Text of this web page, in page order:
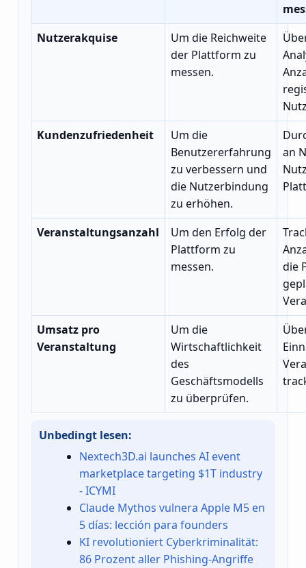
Nutzerakquise
Um die Reichweite
der Plattform zu
messen.
Kundenzufriedenheit
Um die
Benutzererfahrung
zu verbessern und
die Nutzerbindung
zu erhöhen.
an
Veranstaltungsanzahl
Um den Erfolg der
Plattform zu
messen.
die
Umsatz pro
Veranstaltung
Um die
Wirtschaftlichkeit
des
Geschäftsmodells
zu überprüfen.
Unbedingt lesen:
Nextech3D.ai launches AI event
marketplace targeting $1T industry
- ICYMI
Claude Mythos vulnera Apple M5 en
5 días: lección para founders
KI revolutioniert Cyberkriminalität:
86 Prozent aller Phishing-Angriffe